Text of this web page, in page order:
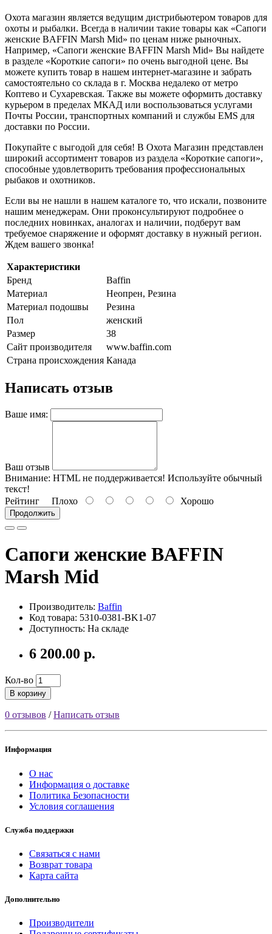
Охота магазин является ведущим дистрибьютером товаров для
охоты и рыбалки. Всегда в наличии такие товары как «Сапоги
женские BAFFIN Marsh Mid» по ценам ниже рыночных.
Например, «Сапоги женские BAFFIN Marsh Mid» Вы найдете
в разделе «Короткие сапоги» по очень выгодной цене. Вы
можете купить товар в нашем интернет-магазине и забрать
самостоятельно со склада в г. Москва недалеко от метро
Коптево и Сухаревская. Также вы можете оформить доставку
курьером в пределах МКАД или воспользоваться услугами
Почты России, транспортных компаний и службы EMS для
доставки по России.
Покупайте с выгодой для себя! В Охота Магазин представлен
широкий ассортимент товаров из раздела «Короткие сапоги»,
способные удовлетворить требования профессиональных
рыбаков и охотников.
Если вы не нашли в нашем каталоге то, что искали, позвоните
нашим менеджерам. Они проконсультируют подробнее о
последних новинках, аналогах и наличии, подберут вам
требуемое снаряжение и оформят доставку в нужный регион.
Ждем вашего звонка!
Характеристики
Бренд
Baffin
Материал
Неопрен, Резина
Материал подошвы
Резина
Пол
женский
Размер
38
Сайт производителя
www.baffin.com
Страна происхождения Канада
Написать отзыв
Ваше имя:
Ваш отзыв
Внимание: HTML не поддерживается! Используйте обычный
текст!
Рейтинг Плохо Хорошо
Продолжить
Сапоги женские BAFFIN
Marsh Mid
Производитель: Baffin
Код товара: 5310-0381-BK1-07
Доступность: На складе
6 200.00 р.
Кол-во
В корзину
0 отзывов /Написать отзыв
Информация
О нас
Информация о доставке
Политика Безопасности
Условия соглашения
Служба поддержки
Связаться с нами
Возврат товара
Карта сайта
Дополнительно
Производители